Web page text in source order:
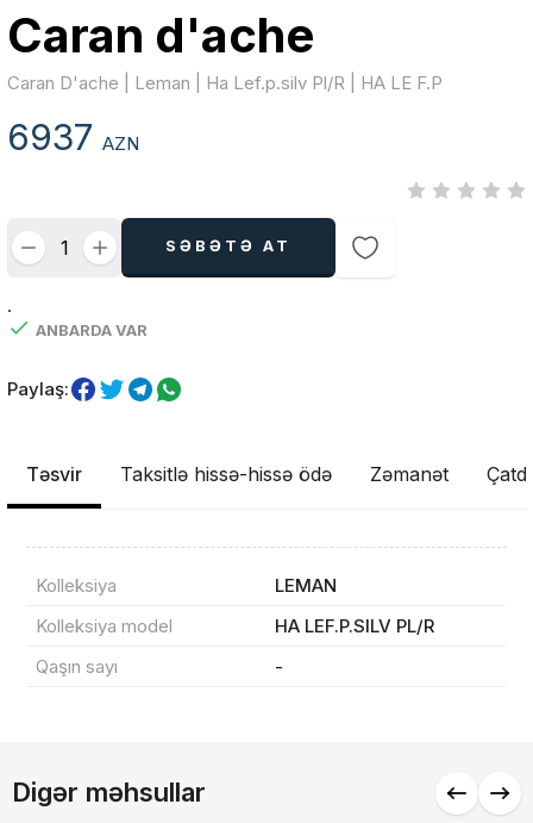
Caran d'ache
Caran D'ache | Leman | Ha Lef.p.silv Pl/R | HA LE F.P
6937AZN
SƏBƏTƏ AT
.
ANBARDA VAR
Paylaş:
Təsvir Taksitlə hissə-hissə ödə Zəmanət
Kolleksiya
LEMAN
Kolleksiya model
HA LEF.P.SILV PL/R
Qaşın sayı
-
Digər məhsullar
Məhsul(lar) səbətə əlavə edildi